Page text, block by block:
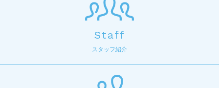
Staff
スタッフ紹介